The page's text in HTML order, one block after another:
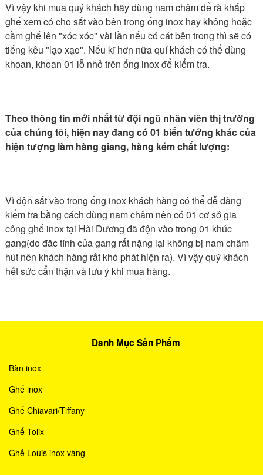
Vì vậy khi mua quý khách hãy dùng nam châm để rà khắp
ghế xem có cho sắt vào bên trong ống inox hay không hoặc
cầm ghế lên "xóc xóc" vài lần nếu có cát bên trong thì sẽ có
tiếng kêu "lạo xạo". Nếu kĩ hơn nữa quí khách có thể dùng
khoan, khoan 01 lỗ nhỏ trên ống inox để kiểm tra.
Theo thông tin mới nhất từ đội ngũ nhân viên thị trường
của chúng tôi, hiện nay đang có 01 biến tướng khác của
hiện tượng làm hàng giang, hàng kém chất lượng:
Vì độn sắt vào trong ống inox khách hàng có thể dễ dàng
kiểm tra bằng cách dùng nam châm nên có 01 cơ sở gia
công ghế inox tại Hải Dương đã độn vào trong 01 khúc
gang(do đăc tính của gang rất nặng lại không bị nam châm
hút nên khách hàng rất khó phát hiện ra). Vì vậy quý khách
hết sức cẩn thận và lưu ý khi mua hàng.
Danh Mục Sản Phẩm
Bàn inox
Ghế inox
Ghế Chiavari/Tiffany
Ghế Tolix
Ghế Louis inox vàng